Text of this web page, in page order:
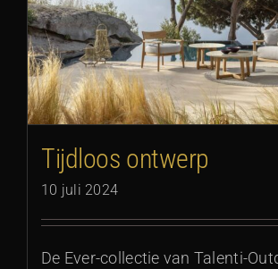
Tijdloos ontwerp
10 juli 2024
De Ever-collectie van Talenti-